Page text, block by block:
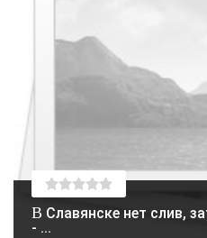
В Славянске нет слив, зато есть новый асфальт
- ...